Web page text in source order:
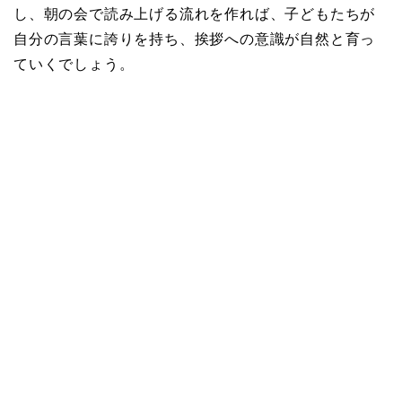
し、朝の会で読み上げる流れを作れば、子どもたちが
自分の言葉に誇りを持ち、挨拶への意識が自然と育っ
ていくでしょう。